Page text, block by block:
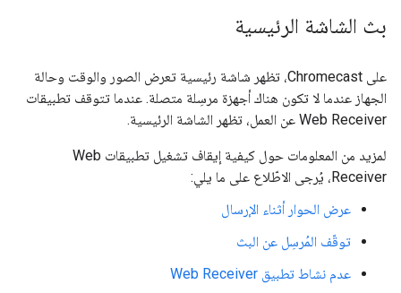
بث الشاشة الرئيسية
على Chromecast، تظهر شاشة رئيسية تعرض الصور والوقت وحالة
الجهاز عندما لا تكون هناك أجهزة مرسِلة متصلة. عندما تتوقف تطبيقات
Web Receiver عن العمل، تظهر الشاشة الرئيسية.
لمزيد من المعلومات حول كيفية إيقاف تشغيل تطبيقات Web
Receiver، يُرجى الاطّلاع على ما يلي:
عرض الحوار أثناء الإرسال
توقّف المُرسِل عن البث
عدم نشاط تطبيق Web Receiver